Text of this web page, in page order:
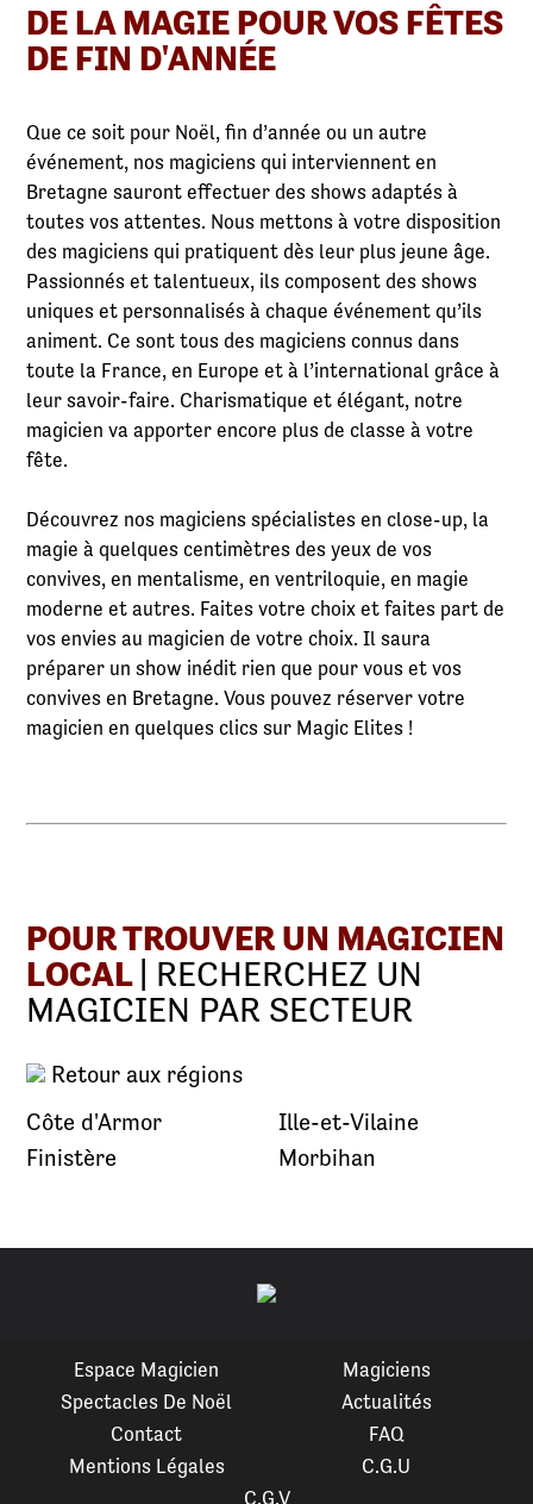
DE LA MAGIE POUR VOS FÊTES
DE FIN D'ANNÉE
Que ce soit pour Noël, fin d’année ou un autre
événement, nos magiciens qui interviennent en
Bretagne sauront effectuer des shows adaptés à
toutes vos attentes. Nous mettons à votre disposition
des magiciens qui pratiquent dès leur plus jeune âge.
Passionnés et talentueux, ils composent des shows
uniques et personnalisés à chaque événement qu’ils
animent. Ce sont tous des magiciens connus dans
toute la France, en Europe et à l’international grâce à
leur savoir-faire. Charismatique et élégant, notre
magicien va apporter encore plus de classe à votre
fête.
Découvrez nos magiciens spécialistes en close-up, la
magie à quelques centimètres des yeux de vos
convives, en mentalisme, en ventriloquie, en magie
moderne et autres. Faites votre choix et faites part de
vos envies au magicien de votre choix. Il saura
préparer un show inédit rien que pour vous et vos
convives en Bretagne. Vous pouvez réserver votre
magicien en quelques clics sur Magic Elites !
POUR TROUVER UN MAGICIEN
LOCAL | RECHERCHEZ UN
MAGICIEN PAR SECTEUR
Retour aux régions
Côte d'Armor
Finistère
Ille-et-Vilaine
Morbihan
Espace Magicien
Magiciens
Spectacles De Noël
Actualités
Contact
FAQ
Mentions Légales
C.G.U
C.G.V